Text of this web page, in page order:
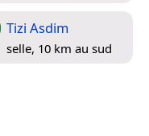
Tizi Asdim
selle, 10 km au sud